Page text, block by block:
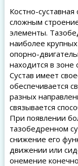
Костно-суставная
сложным
элементы.
наиболее
опорно-
находится в зоне
Сустав имеет
обеспечивается
разных
связывается
При появлении
тазобедренном
снижение его
движении или
онемение